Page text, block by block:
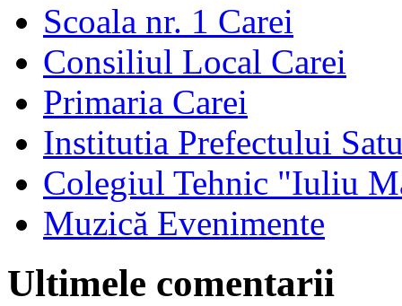
Scoala nr. 1 Carei
Consiliul Local Carei
Primaria Carei
Institutia Prefectului
Colegiul Tehnic "Iuliu
Muzică Evenimente
Ultimele comentarii